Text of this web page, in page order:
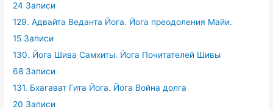
24 Записи
129. Адвайта Веданта Йога. Йога преодоления Майи.
15 Записи
130. Йога Шива Самхиты. Йога Почитателей Шивы
68 Записи
131. Бхагават Гита Йога. Йога Война долга
20 Записи